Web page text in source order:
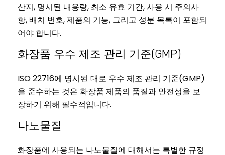
산지, 명시된 내용량, 최소 유효 기간, 사용 시 주의사
항, 배치 번호, 제품의 기능, 그리고 성분 목록이 포함되
어야 합니다.
화장품 우수 제조 관리 기준(GMP)
ISO 22716에 명시된 대로 우수 제조 관리 기준(GMP)
을 준수하는 것은 화장품 제품의 품질과 안전성을 보
장하기 위해 필수적입니다.
나노물질
화장품에 사용되는 나노물질에 대해서는 특별한 규정